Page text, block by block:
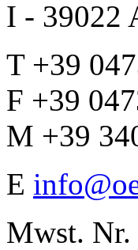
I - 39022
T +39
F +39
M +39
E
Mwst.